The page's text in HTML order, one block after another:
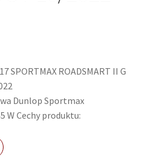
SPORTMAX ROADSMART II G
Dunlop Sportmax
W Cechy produktu: